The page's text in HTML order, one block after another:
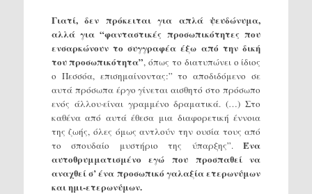
Γιατί, δεν πρόκειται για απλά ψευδώνυμα,
αλλά για “φανταστικές προσωπικότητες που
ενσαρκώνουν το συγγραφέα έξω από την δική
του προσωπικότητα”, όπως το διατυπώνει ο ίδιος
ο Πεσσόα, επισημαίνοντας:” το αποδιδόμενο σε
αυτά πρόσωπα έργο γίνεται αισθητό στο πρόσωπο
ενός άλλου·είναι γραμμένο δραματικά. (…) Στο
καθένα από αυτά έθεσα μια διαφορετική έννοια
της ζωής, όλες όμως αντλούν την ουσία τους από
το σπουδαίο μυστήριο της ύπαρξης”.Ένα
αυτοθρυμματισμένο εγώ που προσπαθεί να
αναχθεί σ’ ένα προσωπικό γαλαξία ετερωνύμων
και ημι-ετερωνύμων.